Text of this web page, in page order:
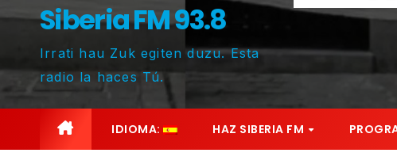
Siberia FM 93.8
Irrati hau Zuk egiten duzu. Esta
radio la haces Tú.
IDIOMA: HAZ SIBERIA FM